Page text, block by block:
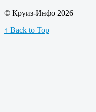
© Круиз-Инфо 2026
↑ Back to Top